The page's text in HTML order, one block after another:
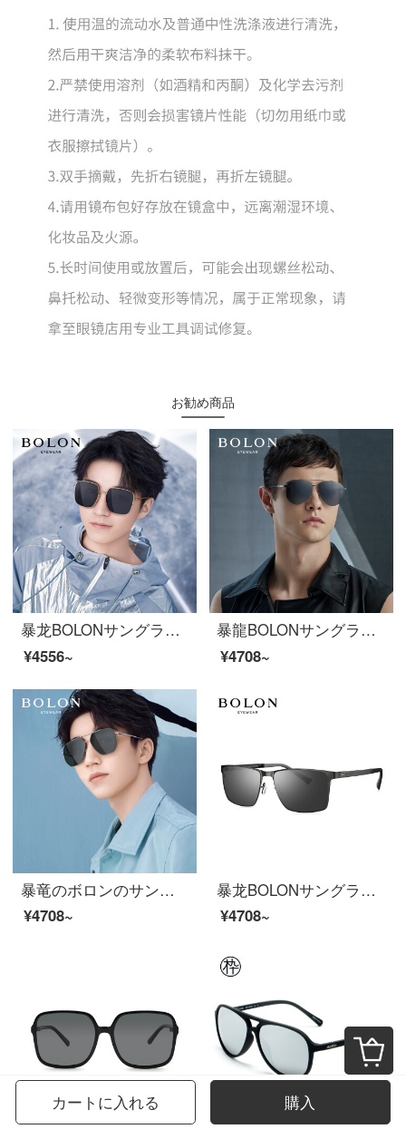
お勧め商品
暴龙BOLONサングラスの男女のファッションの枠のサングラスの运転手の镜のBL 7126 C 60
¥4556~
暴龍BOLONサングラス2020年パイロット枠サングラス男性モデル偏光メガネBL 8071 C 10
¥4708~
暴竜のボロンのサングラスの王俊凱のスターの同項のパイロットのサングラスの男性の金の高清の偏光眼鏡BL 7116 C 90
¥4708~
暴龙BOLONサングラスアルミニウムマグネシウムサングラス四角偏光運転メガネ男性BL 8069D 11
¥4708~
カートに入れる 購入